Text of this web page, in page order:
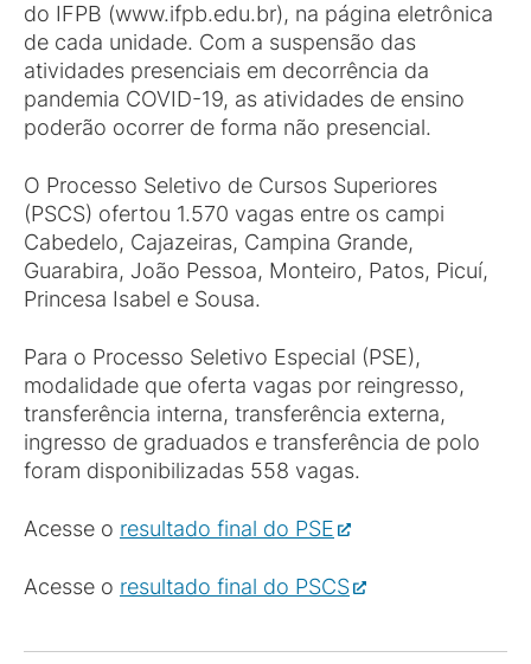
do IFPB (www.ifpb.edu.br), na página eletrônica
de cada unidade. Com a suspensão das
atividades presenciais em decorrência da
pandemia COVID-19, as atividades de ensino
poderão ocorrer de forma não presencial.
O Processo Seletivo de Cursos Superiores
(PSCS) ofertou 1.570 vagas entre os campi
Cabedelo, Cajazeiras, Campina Grande,
Guarabira, João Pessoa, Monteiro, Patos, Picuí,
Princesa Isabel e Sousa.
Para o Processo Seletivo Especial (PSE),
modalidade que oferta vagas por reingresso,
transferência interna, transferência externa,
ingresso de graduados e transferência de polo
foram disponibilizadas 558 vagas.
Acesse o resultado final do PSE
Acesse o resultado final do PSCS